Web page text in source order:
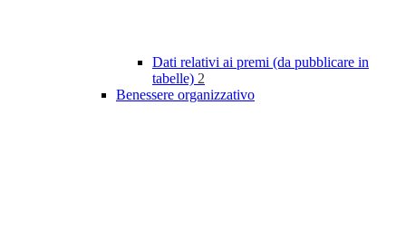
Dati relativi ai premi (da pubblicare in
tabelle) 2
Benessere organizzativo